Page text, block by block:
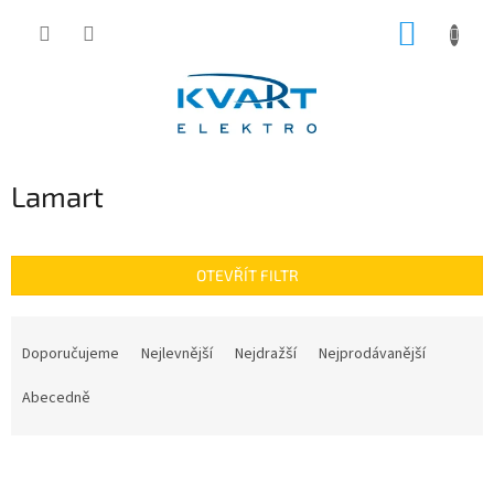
Lamart
OTEVŘÍT FILTR
Doporučujeme Nejlevnější Nejdražší
Nejprodávanější
Abecedně